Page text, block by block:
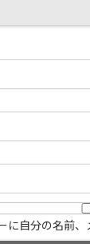
自分の名前、